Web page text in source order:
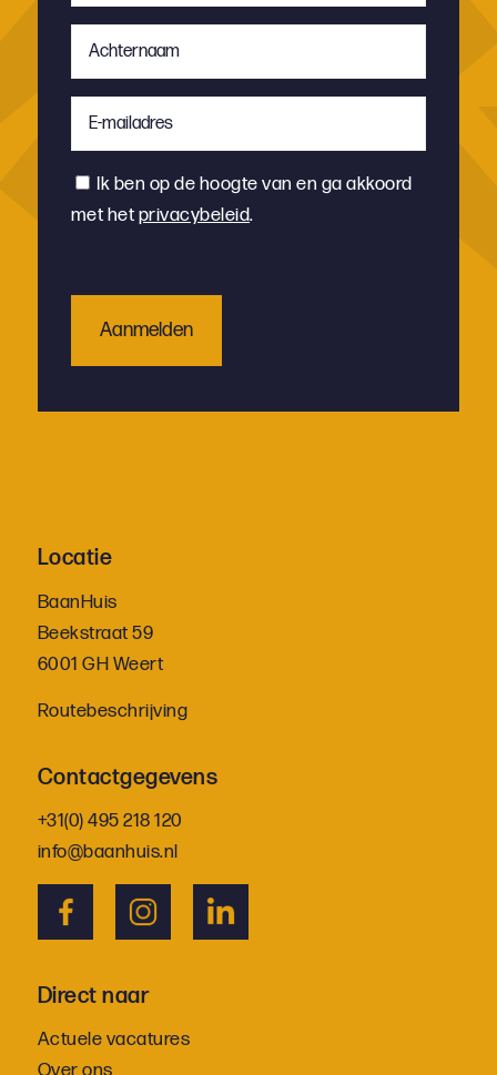
Achternaam
*Instemming
Ik ben op de hoogte van en ga akkoord
met het privacybeleid.
Locatie
BaanHuis
Beekstraat 59
6001 GH Weert
Routebeschrijving
Contactgegevens
+31(0) 495 218 120
info@baanhuis.nl
Direct naar
Actuele vacatures
Over ons